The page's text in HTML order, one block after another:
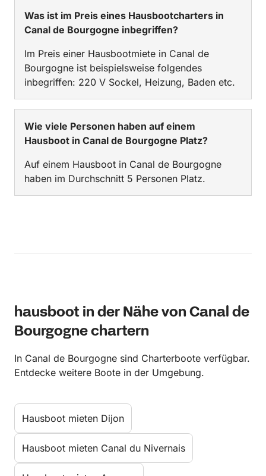
Was ist im Preis eines Hausbootcharters in
Canal de Bourgogne inbegriffen?
Im Preis einer Hausbootmiete in Canal de
Bourgogne ist beispielsweise folgendes
inbegriffen: 220 V Sockel, Heizung, Baden etc.
Wie viele Personen haben auf einem
Hausboot in Canal de Bourgogne Platz?
Auf einem Hausboot in Canal de Bourgogne
haben im Durchschnitt 5 Personen Platz.
hausboot in der Nähe von Canal de
Bourgogne chartern
In Canal de Bourgogne sind Charterboote verfügbar.
Entdecke weitere Boote in der Umgebung.
Hausboot mieten Dijon
Hausboot mieten Canal du Nivernais